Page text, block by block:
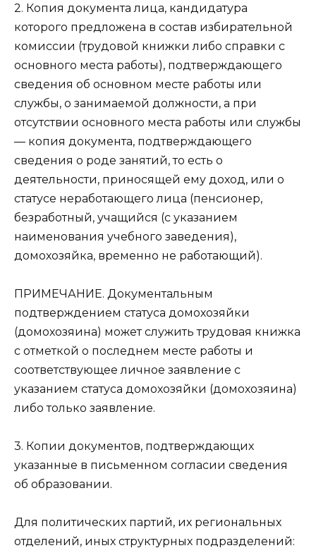
2. Копия документа лица, кандидатура
которого предложена в состав избирательной
комиссии (трудовой книжки либо справки с
основного места работы), подтверждающего
сведения об основном месте работы или
службы, о занимаемой должности, а при
отсутствии основного места работы или службы
— копия документа, подтверждающего
сведения о роде занятий, то есть о
деятельности, приносящей ему доход, или о
статусе неработающего лица (пенсионер,
безработный, учащийся (с указанием
наименования учебного заведения),
домохозяйка, временно не работающий).
ПРИМEЧАНИE. Документальным
подтверждением статуса домохозяйки
(домохозяина) может служить трудовая книжка
с отметкой о последнем месте работы и
соответствующее личное заявление с
указанием статуса домохозяйки (домохозяина)
либо только заявление.
3. Копии документов, подтверждающих
указанные в письменном согласии сведения
об образовании.
Для политических партий, их региональных
отделений, иных структурных подразделений: